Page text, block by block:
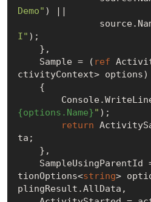
Demo" ) ||
I" );
    Sample = (
ref
ctivityContext> options)
{options.Name}" );
return
ta;
SampleUsingParentId
tionOptions<string>
plingResult.AllData,